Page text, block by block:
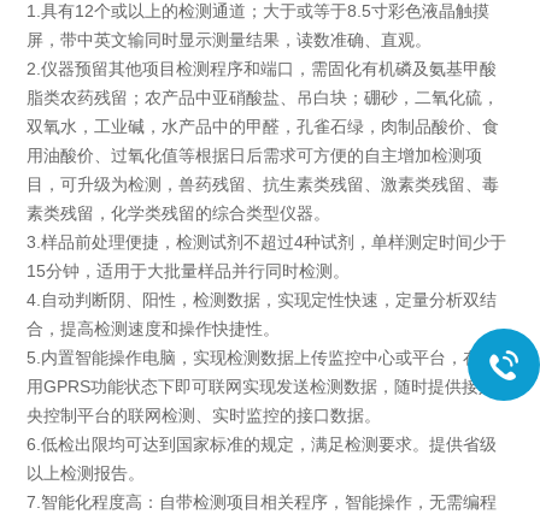
1.具有12个或以上的检测通道；大于或等于8.5寸彩色液晶触摸
屏，带中英文输同时显示测量结果，读数准确、直观。
2.仪器预留其他项目检测程序和端口，需固化有机磷及氨基甲酸
脂类农药残留；农产品中亚硝酸盐、吊白块；硼砂，二氧化硫，
双氧水，工业碱，水产品中的甲醛，孔雀石绿，肉制品酸价、食
用油酸价、过氧化值等根据日后需求可方便的自主增加检测项
目，可升级为检测，兽药残留、抗生素类残留、激素类残留、毒
素类残留，化学类残留的综合类型仪器。
3.样品前处理便捷，检测试剂不超过4种试剂，单样测定时间少于
15分钟，适用于大批量样品并行同时检测。
4.自动判断阴、阳性，检测数据，实现定性快速，定量分析双结
合，提高检测速度和操作快捷性。
5.内置智能操作电脑，实现检测数据上传监控中心或平台，在不
用GPRS功能状态下即可联网实现发送检测数据，随时提供接入中
央控制平台的联网检测、实时监控的接口数据。
6.低检出限均可达到国家标准的规定，满足检测要求。提供省级
以上检测报告。
7.智能化程度高：自带检测项目相关程序，智能操作，无需编程